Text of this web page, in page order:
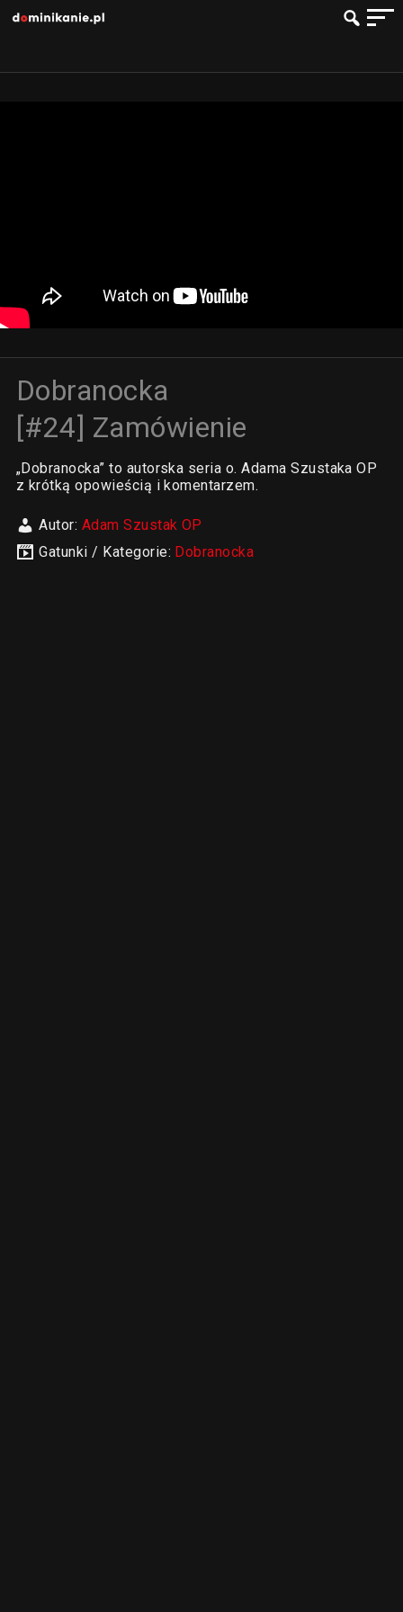
Dobranocka
[#24] Zamówienie
„Dobranocka” to autorska seria o. Adama Szustaka OP
z krótką opowieścią i komentarzem.
Autor: Adam Szustak OP
Gatunki / Kategorie: Dobranocka